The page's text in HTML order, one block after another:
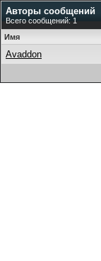
Авторы сообщений
Всего сообщений: 1
Имя
Avaddon